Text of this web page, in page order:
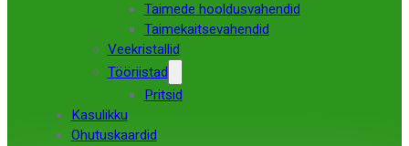
Taimede hooldusvahendid
Taimekaitsevahendid
Veekristallid
Tööriistad
Pritsid
Kasulikku
Ohutuskaardid